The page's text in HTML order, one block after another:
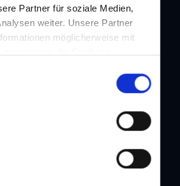
Partner für soziale Medien,
weiter. Unsere Partner
möglicherweise mit
gesammelt haben.
27,